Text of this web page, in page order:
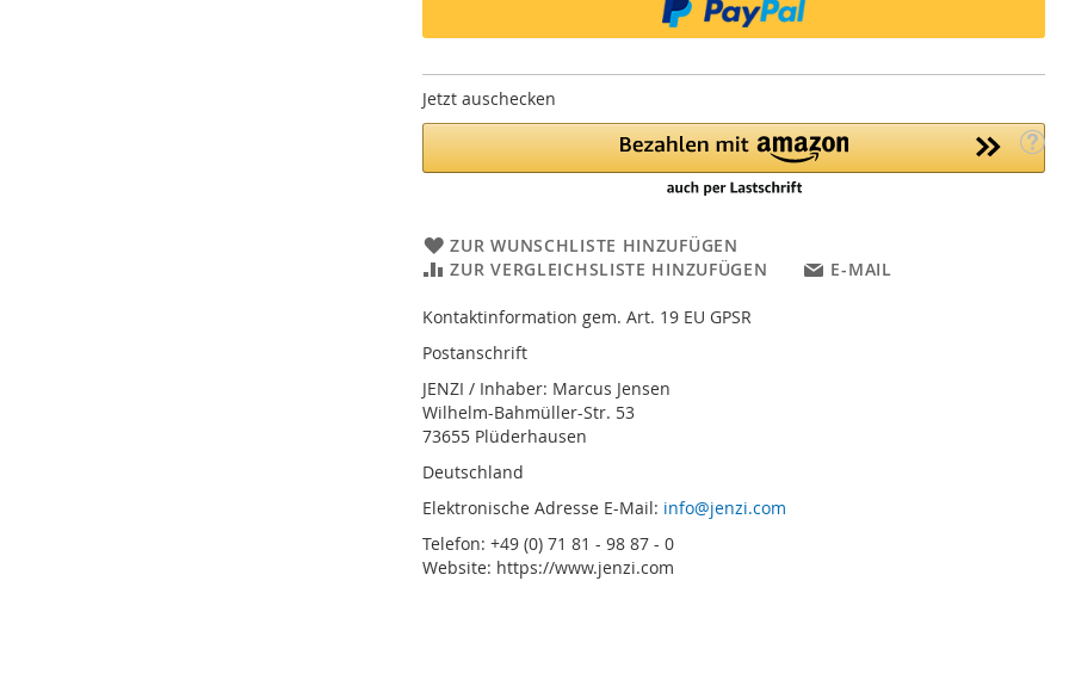
Jetzt auschecken
ZUR WUNSCHLISTE HINZUFÜGEN
ZUR VERGLEICHSLISTE HINZUFÜGEN
E-MAIL
Kontaktinformation gem. Art. 19 EU GPSR
Postanschrift
JENZI / Inhaber: Marcus Jensen
Wilhelm-Bahmüller-Str. 53
73655 Plüderhausen
Deutschland
Elektronische Adresse E-Mail: info@jenzi.com
Telefon: +49 (0) 71 81 - 98 87 - 0
Website: https://www.jenzi.com